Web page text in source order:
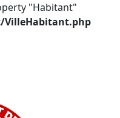
"Habitant"